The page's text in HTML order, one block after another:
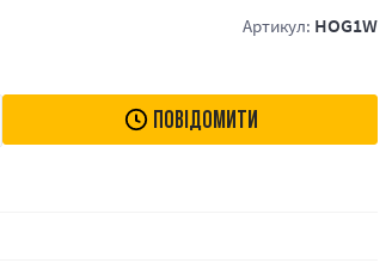
Артикул: HOG1W
ПОВІДОМИТИ